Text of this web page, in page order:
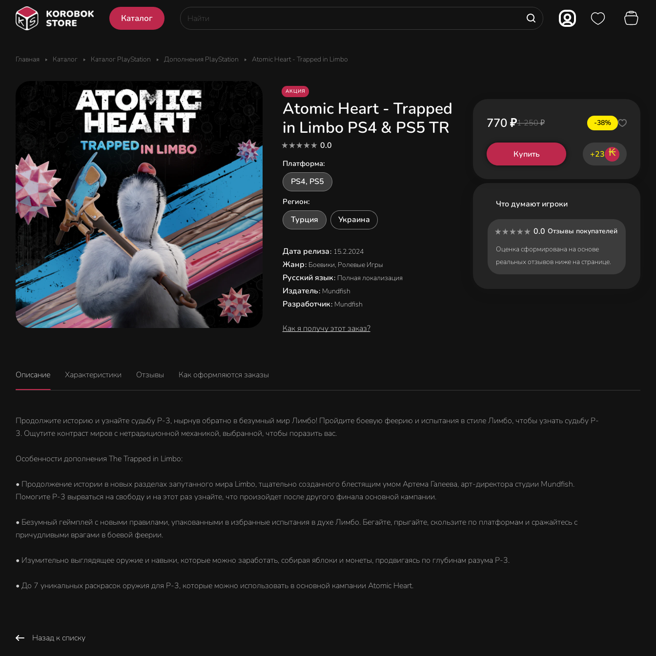
Каталог
Главная Каталог Каталог PlayStation Дополнения PlayStation Atomic Heart - Trapped in Limbo
АКЦИЯ
Atomic Heart - Trapped
in Limbo PS4 & PS5 TR
0.0
Платформа:
PS4, PS5
Регион:
Турция Украина
Дата релиза: 15.2.2024
Жанр: Боевики, Ролевые Игры
Русский язык: Полная локализация
Издатель: Mundfish
Разработчик: Mundfish
Как я получу этот заказ?
770 ₽1 250 ₽ -38%
Купить +23 ₭
Что думают игроки
0.0 Отзывы покупателей
Оценка сформирована на основе
реальных отзывов ниже на странице.
Описание Характеристики Отзывы Как оформляются заказы
Продолжите историю и узнайте судьбу P-3, нырнув обратно в безумный мир Лимбо! Пройдите боевую феерию и испытания в стиле Лимбо, чтобы узнать судьбу P-
3. Ощутите контраст миров с нетрадиционной механикой, выбранной, чтобы поразить вас.
Особенности дополнения The Trapped in Limbo:
• Продолжение истории в новых разделах запутанного мира Limbo, тщательно созданного блестящим умом Артема Галеева, арт-директора студии Mundfish.
Помогите P-3 вырваться на свободу и на этот раз узнайте, что произойдет после другого финала основной кампании.
• Безумный геймплей с новыми правилами, упакованными в избранные испытания в духе Лимбо. Бегайте, прыгайте, скользите по платформам и сражайтесь с
причудливыми врагами в боевой феерии.
• Изумительно выглядящее оружие и навыки, которые можно заработать, собирая яблоки и монеты, продвигаясь по глубинам разума P-3.
• До 7 уникальных раскрасок оружия для P-3, которые можно использовать в основной кампании Atomic Heart.
Назад к списку